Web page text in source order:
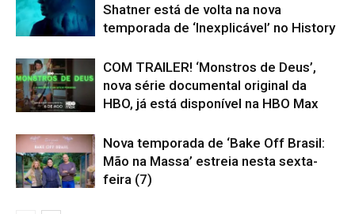
Shatner está de volta na nova
temporada de ‘Inexplicável’ no History
COM TRAILER! ‘Monstros de Deus’,
nova série documental original da
HBO, já está disponível na HBO Max
Nova temporada de ‘Bake Off Brasil:
Mão na Massa’ estreia nesta sexta-
feira (7)